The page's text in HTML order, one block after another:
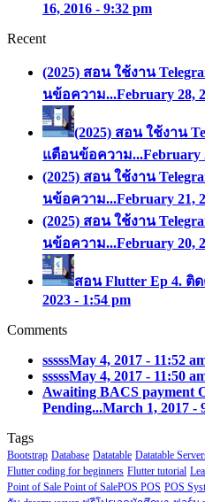
16, 2016 - 9:32 pm
Recent
(2025) สอน ใช้งาน
นข้อความ...February 28,
(2025) สอน ใช้งาน
แตือนข้อความ...February
(2025) สอน ใช้งาน
นข้อความ...February 21,
(2025) สอน ใช้งาน
นข้อความ...February 20,
สอน Flutter Ep 4. ติด
2023 - 1:54 pm
Comments
sssssMay 4, 2017 - 11:52
sssssMay 4, 2017 - 11:50
Awaiting BACS payment
Pending...March 1, 2017 -
Tags
Bootstrap Database Datatable Datatable
Flutter coding for beginners Flutter tutorial
Point of Sale Point of SalePOS POS POS